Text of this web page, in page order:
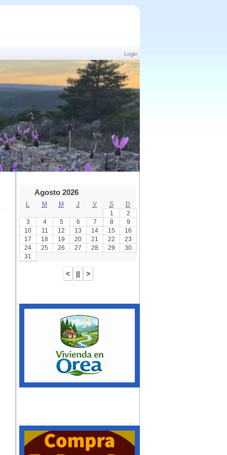
Login
Agosto 2026
M M J V S
D
1
2
3
4 5 6 7 8
9
10
11 12 13 14 15
16
17
18 19 20 21 22
23
24
25 26 27 28 29
30
31